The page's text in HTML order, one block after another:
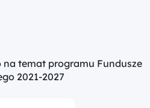
na temat programu Fundusze
2021-2027